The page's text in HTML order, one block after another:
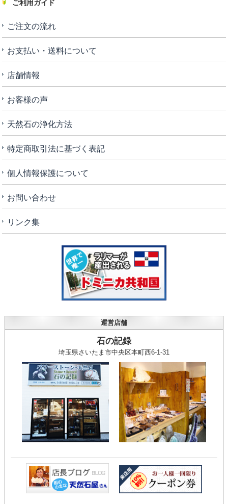
ご利用ガイド
ご注文の流れ
お支払い・送料について
店舗情報
お客様の声
天然石の浄化方法
特定商取引法に基づく表記
個人情報保護について
お問い合わせ
リンク集
運営店舗
石の記録
埼玉県さいたま市中央区本町西6-1-31